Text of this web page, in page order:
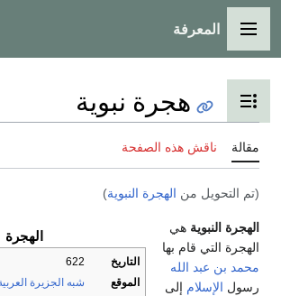
القائمة الرئيسية
المعرفة
تبديل عرض جدول المحتويات
هجرة نبوية
مقالة ناقش هذه الصفحة
(تم التحويل من الهجرة النبوية)
الهجرة
التاريخ
622
الموقع
شبه الجزيرة
الهجرة النبوية هي
الهجرة التي قام بها
محمد بن عبد الله
رسول الإسلام إلى